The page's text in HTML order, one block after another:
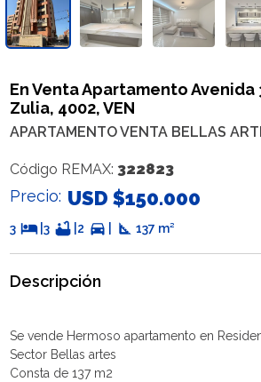
En Venta Apartamento Avenida
Zulia, 4002, VEN
APARTAMENTO VENTA BELLAS
Código REMAX: 322823
Precio: USD $150.000
3 hotel 3 bathtub 2 directions_car square_foot 137 m²
Descripción
Se vende Hermoso apartamento en
Sector Bellas artes
Consta de 137 m2